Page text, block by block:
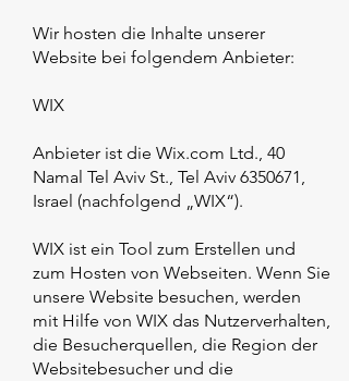
Wir hosten die Inhalte unserer
Website bei folgendem Anbieter:
WIX
Anbieter ist die Wix.com Ltd., 40
Namal Tel Aviv St., Tel Aviv 6350671,
Israel (nachfolgend „WIX“).
WIX ist ein Tool zum Erstellen und
zum Hosten von Webseiten. Wenn Sie
unsere Website besuchen, werden
mit Hilfe von WIX das Nutzerverhalten,
die Besucherquellen, die Region der
Websitebesucher und die